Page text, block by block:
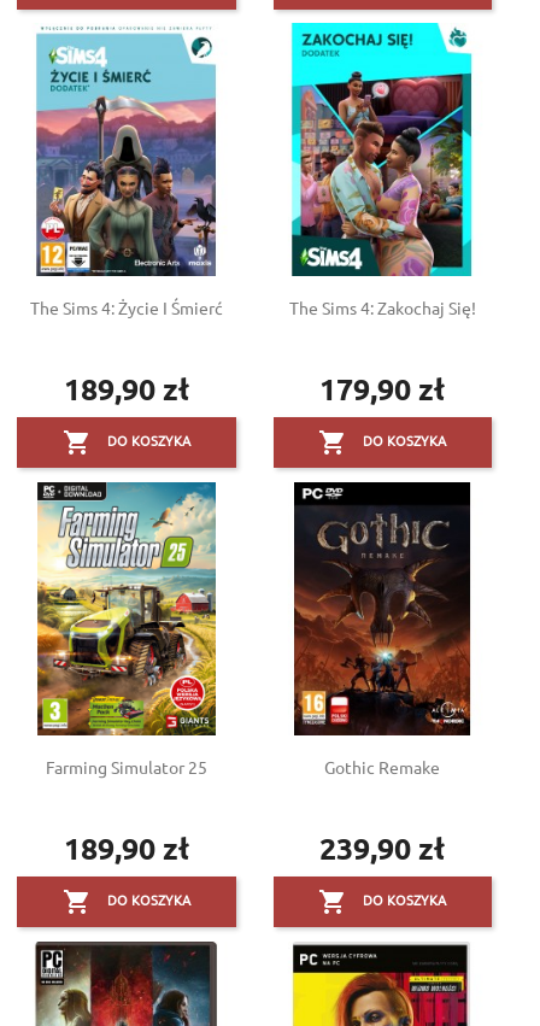
The Sims 4: Życie I Śmierć
Cena
189,90 zł
 DO KOSZYKA
The Sims 4: Zakochaj Się!
Cena
179,90 zł
 DO KOSZYKA
Farming Simulator 25
Cena
189,90 zł
 DO KOSZYKA
Gothic Remake
Cena
239,90 zł
 DO KOSZYKA